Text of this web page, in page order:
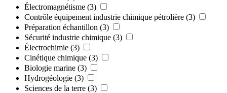
Électromagnétisme (3)
Contrôle équipement industrie chimique pétrolière (3)
Préparation échantillon (3)
Sécurité industrie chimique (3)
Électrochimie (3)
Cinétique chimique (3)
Biologie marine (3)
Hydrogéologie (3)
Sciences de la terre (3)